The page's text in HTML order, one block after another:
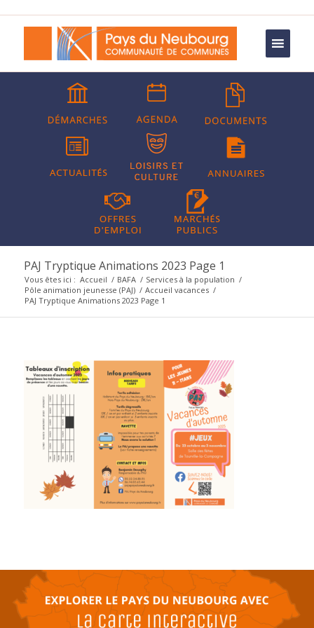
PAJ Tryptique Animations 2023 Page 1
Vous êtes ici : Accueil / BAFA / Services à la population /
Pôle animation jeunesse (PAJ) / Accueil vacances /
PAJ Tryptique Animations 2023 Page 1